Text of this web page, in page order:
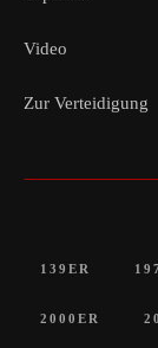
Video
Zur Verteidigung
139ER
2000ER